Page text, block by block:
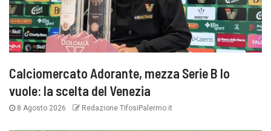
Calciomercato Adorante, mezza Serie B lo
vuole: la scelta del Venezia
8 Agosto 2026 Redazione TifosiPalermo.it